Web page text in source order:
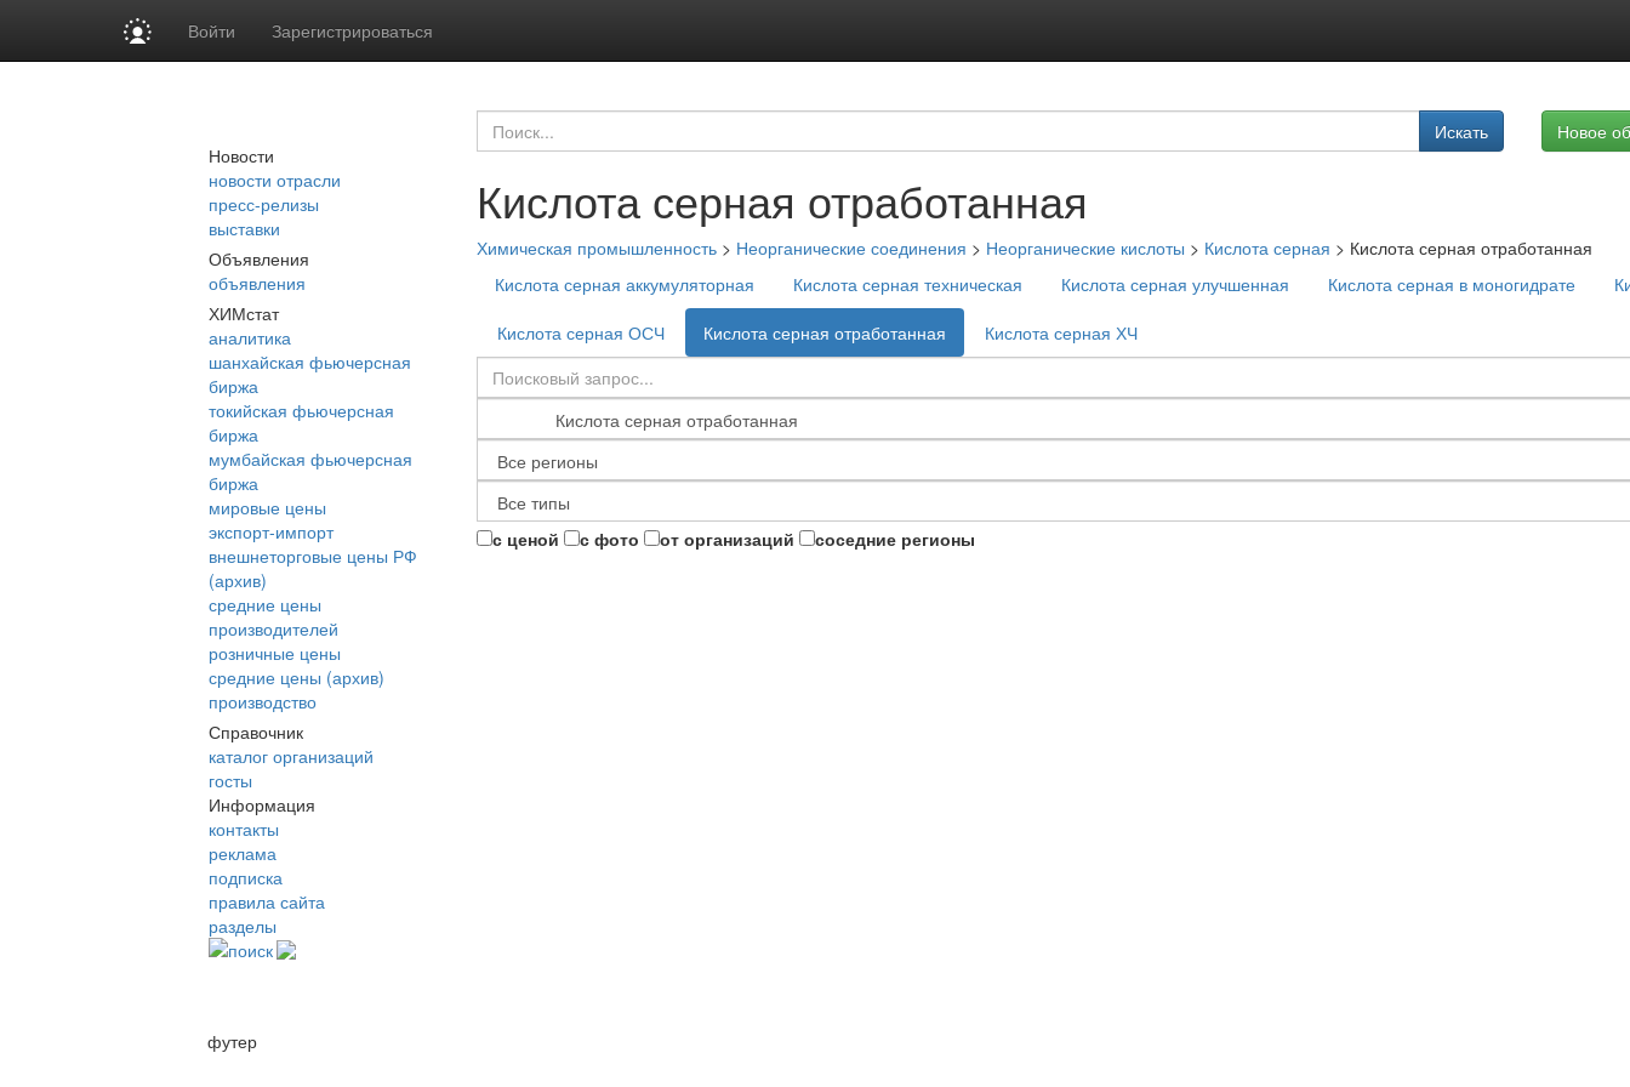
Войти Зарегистрироваться
Новости
новости отрасли
пресс-релизы
выставки
Объявления
объявления
ХИМстат
аналитика
шанхайская фьючерсная
биржа
токийская фьючерсная
биржа
мумбайская фьючерсная
биржа
мировые цены
экспорт-импорт
внешнеторговые цены РФ
(архив)
средние цены
производителей
розничные цены
средние цены (архив)
производство
Справочник
каталог организаций
госты
Информация
контакты
реклама
подписка
правила сайта
разделы
поиск
Искать Новое
Кислота серная отработанная
Химическая промышленность > Неорганические соединения > Неорганические кислоты > Кислота серная > Кислота серная отработанная
Кислота серная аккумуляторная
Кислота серная техническая Кислота серная улучшенная Кислота серная в моногидрате
Кислота серная ОСЧ
Кислота серная отработанная Кислота серная ХЧ
с ценой с фото от организаций соседние регионы
футер